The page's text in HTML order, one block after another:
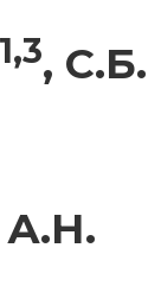
1,3, С.Б.
А.Н.